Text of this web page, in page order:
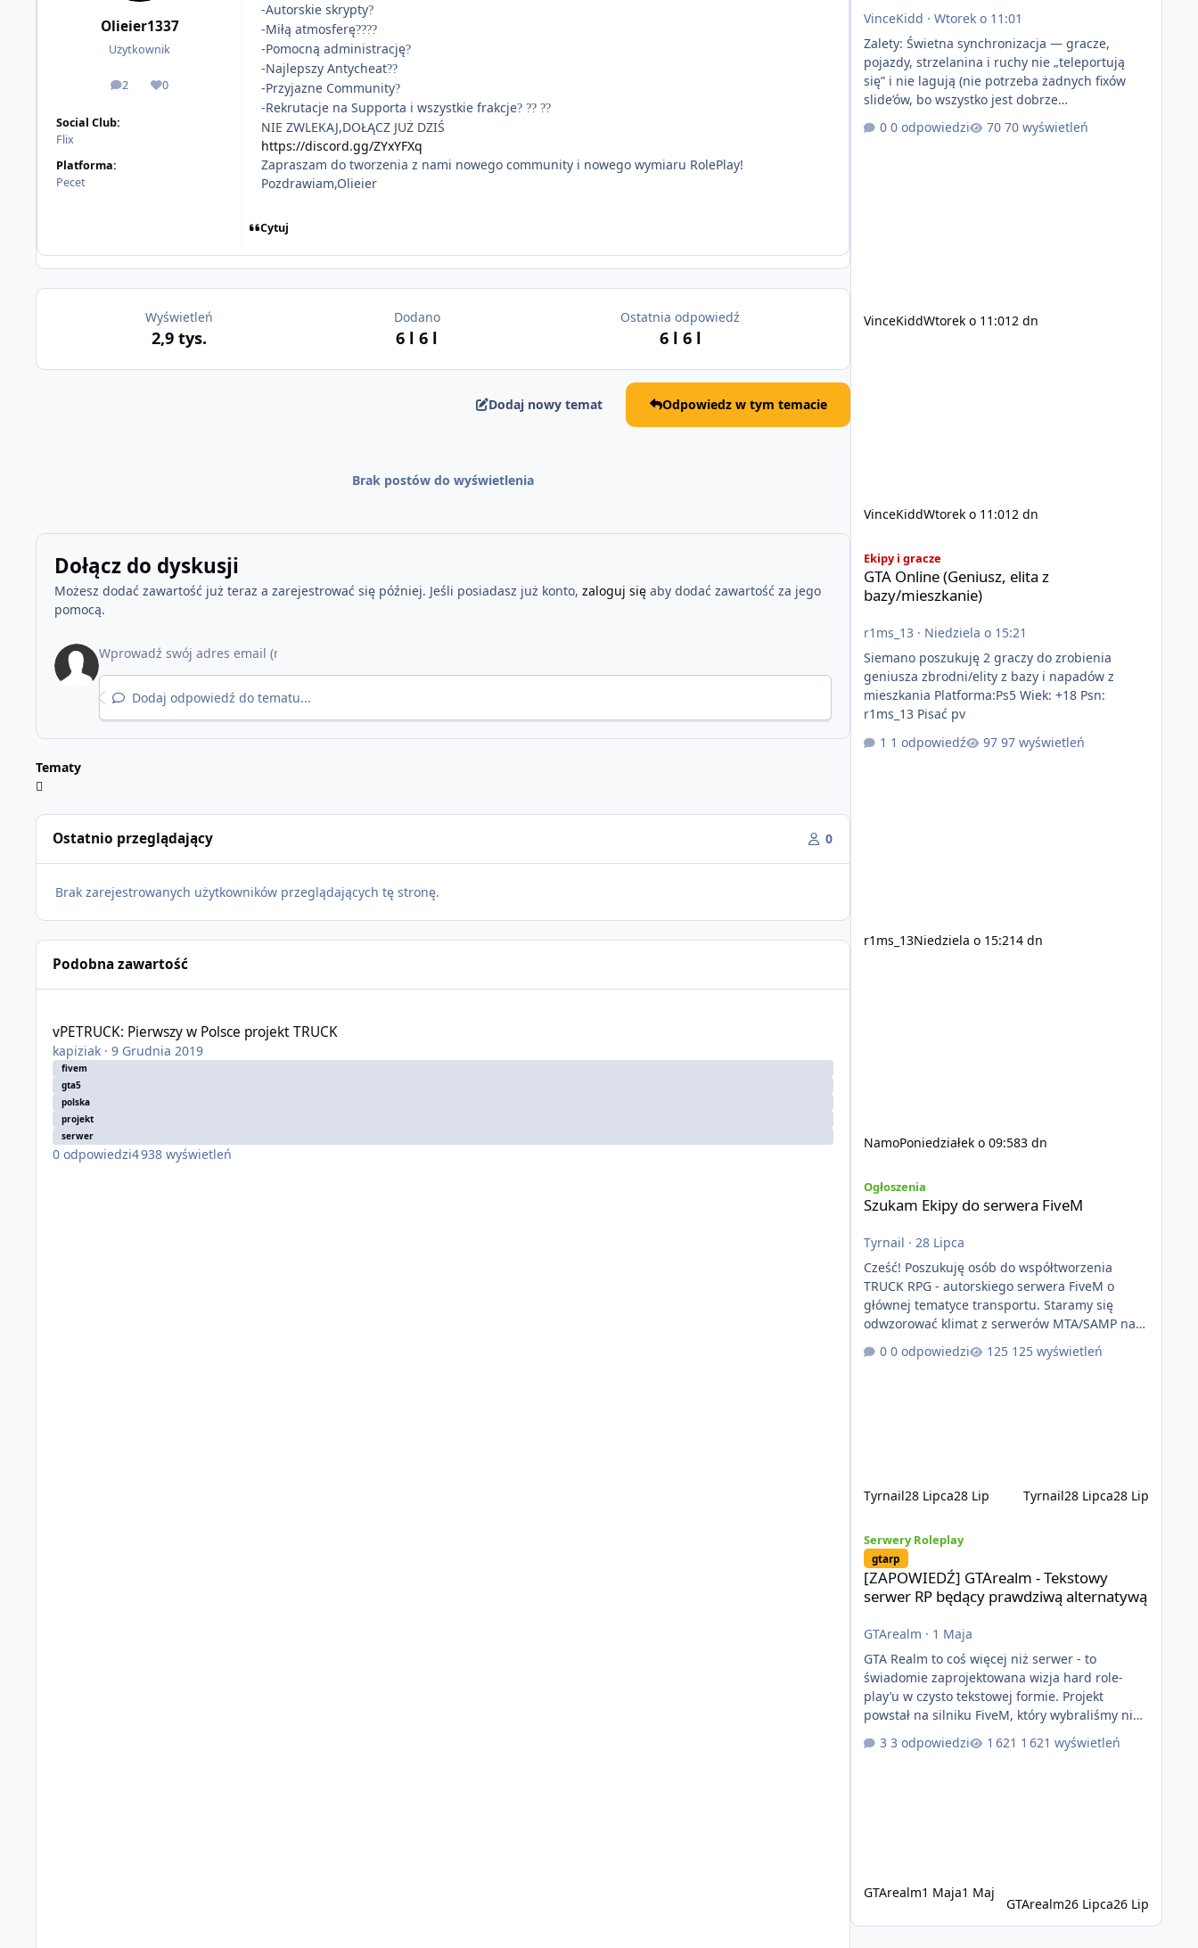
Olieier1337
Użytkownik
2
odpowiedzi
0
Reputacja
Social Club:
Flix
Platforma:
Pecet
-Autorskie skrypty?️
-Miłą atmosferę?‍?‍?‍?
-Pomocną administrację?
-Najlepszy Antycheat?‍?
-Przyjazne Community?
-Rekrutacje na Supporta i wszystkie frakcje? ?‍? ?‍?
NIE ZWLEKAJ,DOŁĄCZ JUŻ DZIŚ
https://discord.gg/ZYxYFXq
Zapraszam do tworzenia z nami nowego community i nowego wymiaru RolePlay!
Pozdrawiam,Olieier
Cytuj
Wyświetleń
2,9 tys.
Dodano
6 l6 l
Ostatnia odpowiedź
6 l 6 l
Dodaj nowy temat Odpowiedz w tym temacie
Brak postów do wyświetlenia
Dołącz do dyskusji
Możesz dodać zawartość już teraz a zarejestrować się później. Jeśli posiadasz już konto, zaloguj sięaby dodać zawartość za jego
pomocą.
Dodaj odpowiedź do tematu...
Tematy
Ostatnio przeglądający 0
Brak zarejestrowanych użytkowników przeglądających tę stronę.
Podobna zawartość
vPETRUCK: Pierwszy w Polsce projekt TRUCK
kapiziak ·9 Grudnia 2019
fivem
gta5
polska
projekt
serwer
0 odpowiedzi4 938 wyświetleń
VinceKidd · Wtorek o 11:01
Zalety: Świetna synchronizacja — gracze,
pojazdy, strzelanina i ruchy nie „teleportują
się” i nie lagują (nie potrzeba żadnych fixów
slide’ów, bo wszystko jest dobrze
zsynchronizowane i działa stabilnie) Ładne
wejście do gry + solidny antycheat na poziomie
0 odpowiedzi 70 wyświetleń
VinceKiddWtorek o 11:012 dn
VinceKiddWtorek o 11:012 dn
Ekipy i gracze
GTA Online (Geniusz, elita z
bazy/mieszkanie)
r1ms_13 · Niedziela o 15:21
Siemano poszukuję 2 graczy do zrobienia
geniusza zbrodni/elity z bazy i napadów z
mieszkania Platforma:Ps5 Wiek: +18 Psn:
r1ms_13 Pisać pv
1 odpowiedź
97 wyświetleń
r1ms_13Niedziela o 15:214 dn
NamoPoniedziałek o 09:583 dn
Ogłoszenia
Szukam Ekipy do serwera FiveM
Tyrnail · 28 Lipca
Cześć! Poszukuję osób do współtworzenia
TRUCK RPG - autorskiego serwera FiveM o
głównej tematyce transportu. Staramy się
odwzorować klimat z serwerów MTA/SAMP na
platformie FIveM. Oczywiście nie zabraknie
kontentu dla graczy którzy chcą robić coś
0 odpowiedzi 125 wyświetleń
Tyrnail28 Lipca28 Lip Tyrnail28 Lipca28 Lip
Serwery Roleplay
gtarp
[ZAPOWIEDŹ] GTArealm - Tekstowy
serwer RP będący prawdziwą alternatywą
GTArealm · 1 Maja
GTA Realm to coś więcej niż serwer - to
świadomie zaprojektowana wizja hard role-
play’u w czysto tekstowej formie. Projekt
powstał na silniku FiveM, który wybraliśmy nie
bez powodu. To platforma oferująca ogromną
elastyczność i znacznie szybszy rozwój
3 odpowiedzi 1 621 wyświetleń
GTArealm1 Maja1 Maj
GTArealm26 Lipca26 Lip